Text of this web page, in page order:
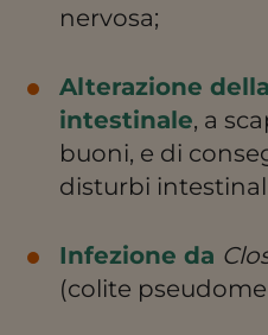
nervosa;
Alterazione
intestinale, a
buoni, e di
disturbi
Infezione da
(colite